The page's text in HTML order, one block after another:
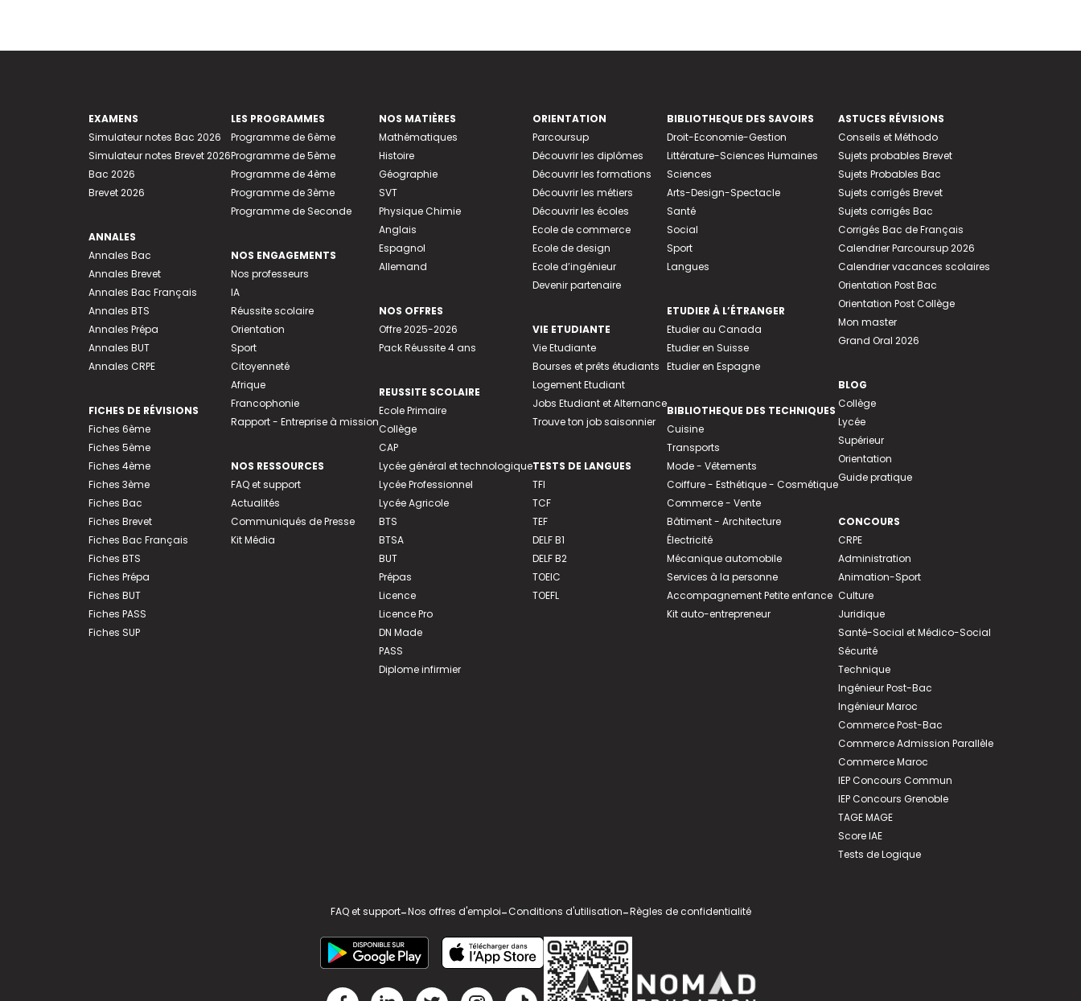
EXAMENS
Simulateur notes Bac 2026
Simulateur notes Brevet 2026
Bac 2026
Brevet 2026
ANNALES
Annales Bac
Annales Brevet
Annales Bac Français
Annales BTS
Annales Prépa
Annales BUT
Annales CRPE
FICHES DE RÉVISIONS
Fiches 6ème
Fiches 5ème
Fiches 4ème
Fiches 3ème
Fiches Bac
Fiches Brevet
Fiches Bac Français
Fiches BTS
Fiches Prépa
Fiches BUT
Fiches PASS
Fiches SUP
LES PROGRAMMES
Programme de 6ème
Programme de 5ème
Programme de 4ème
Programme de 3ème
Programme de Seconde
NOS ENGAGEMENTS
Nos professeurs
IA
Réussite scolaire
Orientation
Sport
Citoyenneté
Afrique
Francophonie
Rapport - Entreprise à mission
NOS RESSOURCES
FAQ et support
Actualités
Communiqués de Presse
Kit Média
NOS MATIÈRES
Mathématiques
Histoire
Géographie
SVT
Physique Chimie
Anglais
Espagnol
Allemand
NOS OFFRES
Offre 2025-2026
Pack Réussite 4 ans
REUSSITE SCOLAIRE
Ecole Primaire
Collège
CAP
Lycée général et technologique
Lycée Professionnel
Lycée Agricole
BTS
BTSA
BUT
Prépas
Licence
Licence Pro
DN Made
PASS
Diplome infirmier
ORIENTATION
Parcoursup
Découvrir les diplômes
Découvrir les formations
Découvrir les métiers
Découvrir les écoles
Ecole de commerce
Ecole de design
Ecole d’ingénieur
Devenir partenaire
VIE ETUDIANTE
Vie Etudiante
Bourses et prêts étudiants
Logement Etudiant
Jobs Etudiant et Alternance
Trouve ton job saisonnier
TESTS DE LANGUES
TFI
TCF
TEF
DELF B1
DELF B2
TOEIC
TOEFL
BIBLIOTHEQUE DES SAVOIRS
Droit-Economie-Gestion
Littérature-Sciences Humaines
Sciences
Arts-Design-Spectacle
Santé
Social
Sport
Langues
ETUDIER À L’ÉTRANGER
Etudier au Canada
Etudier en Suisse
Etudier en Espagne
BIBLIOTHEQUE DES TECHNIQUES
Cuisine
Transports
Mode - Vêtements
Coiffure - Esthétique - Cosmétique
Commerce - Vente
Bâtiment - Architecture
Électricité
Mécanique automobile
Services à la personne
Accompagnement Petite enfance
Kit auto-entrepreneur
ASTUCES RÉVISIONS
Conseils et Méthodo
Sujets probables Brevet
Sujets Probables Bac
Sujets corrigés Brevet
Sujets corrigés Bac
Corrigés Bac de Français
Calendrier Parcoursup 2026
Calendrier vacances scolaires
Orientation Post Bac
Orientation Post Collège
Mon master
Grand Oral 2026
BLOG
Collège
Lycée
Supérieur
Orientation
Guide pratique
CONCOURS
CRPE
Administration
Animation-Sport
Culture
Juridique
Santé-Social et Médico-Social
Sécurité
Technique
Ingénieur Post-Bac
Ingénieur Maroc
Commerce Post-Bac
Commerce Admission Parallèle
Commerce Maroc
IEP Concours Commun
IEP Concours Grenoble
TAGE MAGE
Score IAE
Tests de Logique
FAQ et support-Nos offres d'emploi-Conditions d'utilisation-Règles de confidentialité